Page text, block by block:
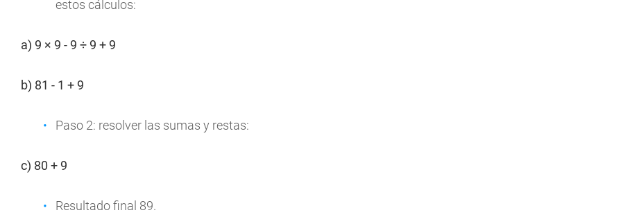
estos cálculos:
a) 9 × 9 - 9 ÷ 9 + 9
b) 81 - 1 + 9
Paso 2: resolver las sumas y restas:
c) 80 + 9
Resultado final 89.